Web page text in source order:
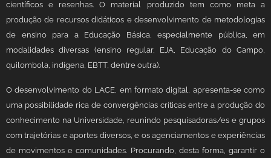
científicos e resenhas. O material produzido tem como meta a
produção de recursos didáticos e desenvolvimento de metodologias
de ensino para a Educação Básica, especialmente pública, em
modalidades diversas (ensino regular, EJA, Educação do Campo,
quilombola, indígena, EBTT, dentre outra).
O desenvolvimento do LACE, em formato digital, apresenta-se como
uma possibilidade rica de convergências críticas entre a produção do
conhecimento na Universidade, reunindo pesquisadoras/es e grupos
com trajetórias e aportes diversos, e os agenciamentos e experiências
de movimentos e comunidades. Procurando, desta forma, garantir o